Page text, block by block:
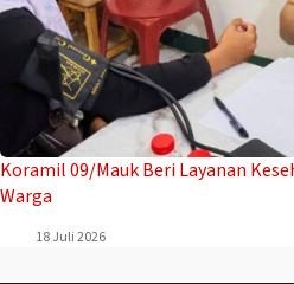
Koramil 09/Mauk Beri Layanan
Warga
18 Juli 2026